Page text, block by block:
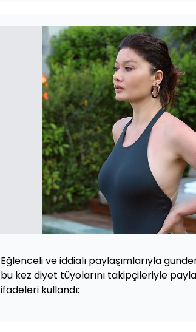
Eğlenceli ve iddialı paylaşımlarıyla
bu kez diyet tüyolarını takipçileriyle
ifadeleri kullandı: